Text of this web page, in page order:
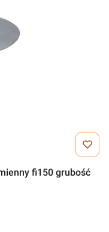
fi150 grubość